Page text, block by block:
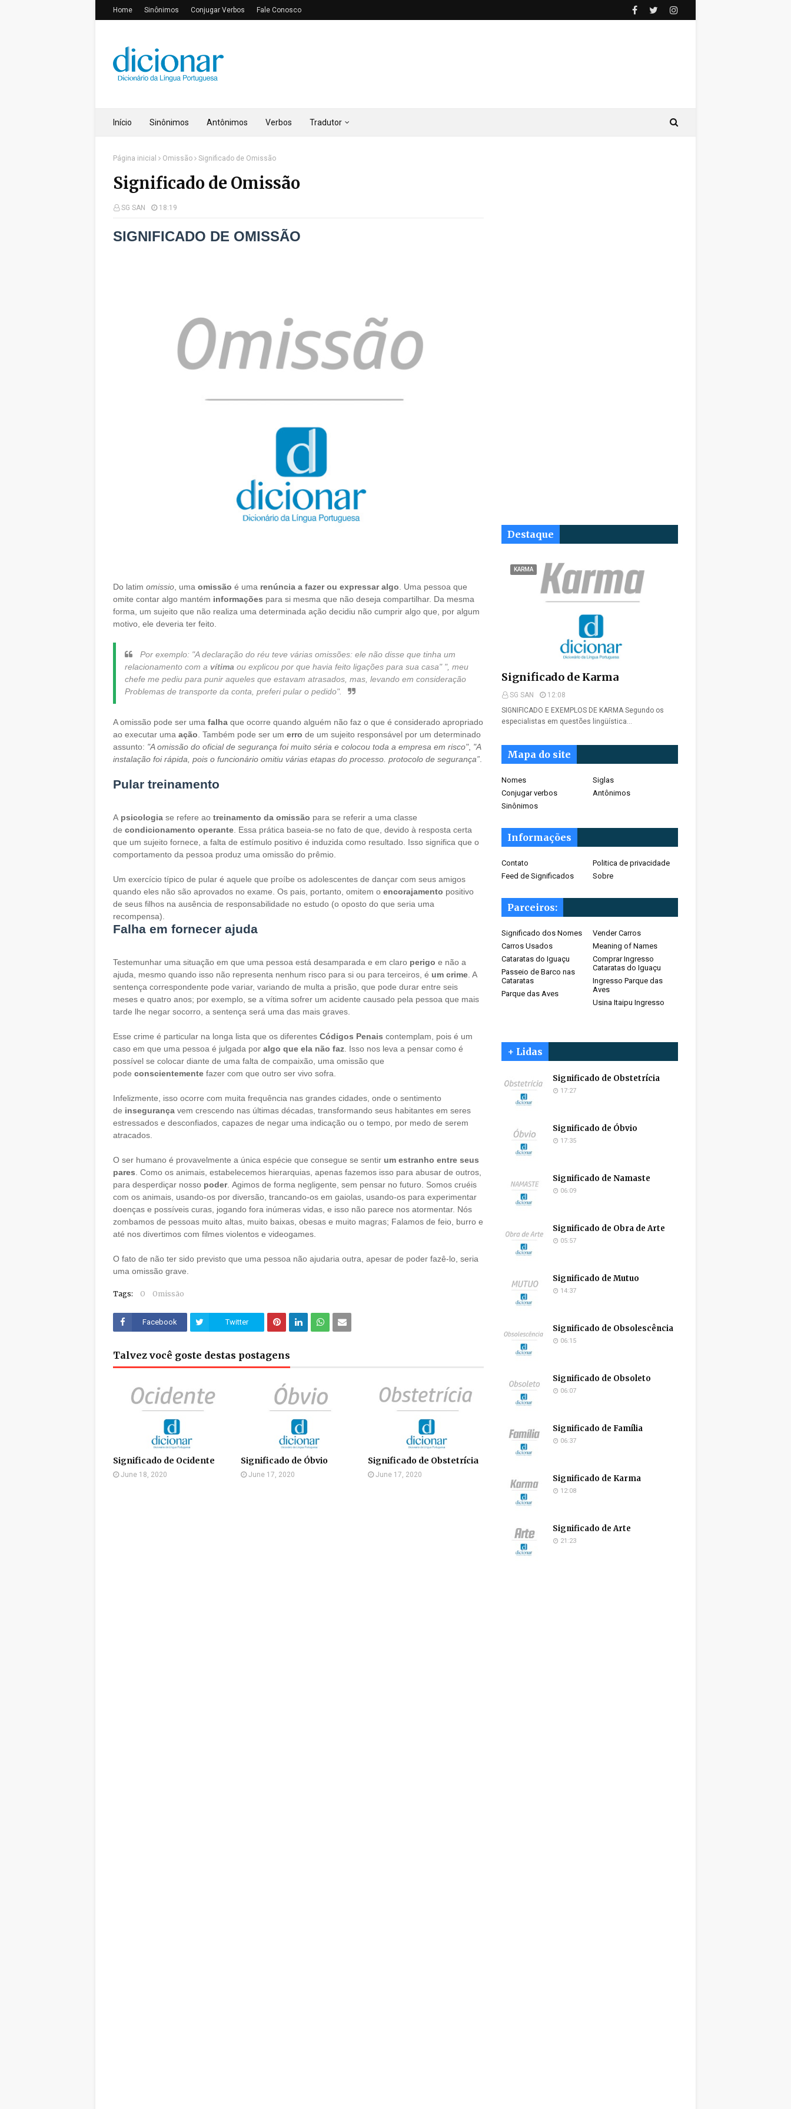
Home Sinônimos Conjugar Verbos Fale Conosco
Início Sinônimos Antônimos Verbos Tradutor
Página inicial Omissão Significado de Omissão
Significado de Omissão
SG SAN 18:19
SIGNIFICADO DE OMISSÃO
Do latim omissio , uma omissão é uma renúncia a fazer ou expressar algo . Uma pessoa que
omite contar algo mantém informações para si mesma que não deseja compartilhar. Da mesma
forma, um sujeito que não realiza uma determinada ação decidiu não cumprir algo que, por algum
motivo, ele deveria ter feito.
Por exemplo: "A declaração do réu teve várias omissões: ele não disse que tinha um
relacionamento com a vítima ou explicou por que havia feito ligações para sua casa" ", meu
chefe me pediu para punir aqueles que estavam atrasados, mas, levando em consideração
Problemas de transporte da conta, preferi pular o pedido".
A omissão pode ser uma falha que ocorre quando alguém não faz o que é considerado apropriado
ao executar uma ação . Também pode ser um erro de um sujeito responsável por um determinado
assunto: "A omissão do oficial de segurança foi muito séria e colocou toda a empresa em risco", "A
instalação foi rápida, pois o funcionário omitiu várias etapas do processo. protocolo de segurança”
Pular treinamento
A psicologia se refere ao treinamento da omissão para se referir a uma classe
de condicionamento operante . Essa prática baseia-se no fato de que, devido à resposta certa
que um sujeito fornece, a falta de estímulo positivo é induzida como resultado. Isso significa que o
comportamento da pessoa produz uma omissão do prêmio.
Um exercício típico de pular é aquele que proíbe os adolescentes de dançar com seus amigos
quando eles não são aprovados no exame. Os pais, portanto, omitem o encorajamento positivo
de seus filhos na ausência de responsabilidade no estudo (o oposto do que seria uma
recompensa).
Falha em fornecer ajuda
Testemunhar uma situação em que uma pessoa está desamparada e em claro perigo e não a
ajuda, mesmo quando isso não representa nenhum risco para si ou para terceiros, é um crime . A
sentença correspondente pode variar, variando de multa a prisão, que pode durar entre seis
meses e quatro anos; por exemplo, se a vítima sofrer um acidente causado pela pessoa que mais
tarde lhe negar socorro, a sentença será uma das mais graves.
Esse crime é particular na longa lista que os diferentes Códigos Penais contemplam, pois é um
caso em que uma pessoa é julgada por algo que ela não faz . Isso nos leva a pensar como é
possível se colocar diante de uma falta de compaixão, uma omissão que
pode conscientemente fazer com que outro ser vivo sofra.
Infelizmente, isso ocorre com muita frequência nas grandes cidades, onde o sentimento
de insegurança vem crescendo nas últimas décadas, transformando seus habitantes em seres
estressados e desconfiados, capazes de negar uma indicação ou o tempo, por medo de serem
atracados.
O ser humano é provavelmente a única espécie que consegue se sentir um estranho entre seus
pares . Como os animais, estabelecemos hierarquias, apenas fazemos isso para abusar de outros,
para desperdiçar nosso poder. Agimos de forma negligente, sem pensar no futuro. Somos cruéis
com os animais, usando-os por diversão, trancando-os em gaiolas, usando-os para experimentar
doenças e possíveis curas, jogando fora inúmeras vidas, e isso não parece nos atormentar. Nós
zombamos de pessoas muito altas, muito baixas, obesas e muito magras; Falamos de feio, burro e
até nos divertimos com filmes violentos e videogames.
O fato de não ter sido previsto que uma pessoa não ajudaria outra, apesar de poder fazê-lo, seria
uma omissão grave.
Tags: O Omissão
Facebook Twitter
Talvez você goste destas postagens
Significado de Ocidente
June 18, 2020
Significado de Óbvio
June 17, 2020
Significado de Obstetrícia
June 17, 2020
Destaque
KARMA
Significado de Karma
SG SAN
12:08
SIGNIFICADO E EXEMPLOS DE KARMA Segundo os
especialistas em questões lingüística…
Mapa do site
Nomes
Siglas
Conjugar verbos
Antônimos
Sinônimos
Informações
Contato
Politica de privacidade
Feed de Significados
Sobre
Parceiros:
Significado dos Nomes
Vender Carros
Carros Usados
Meaning of Names
Cataratas do Iguaçu
Comprar Ingresso
Cataratas do Iguaçu
Passeio de Barco nas
Cataratas
Ingresso Parque das
Aves
Parque das Aves
Usina Itaipu Ingresso
+ Lidas
Significado de Obstetrícia
17:27
Significado de Óbvio
17:35
Significado de Namaste
06:09
Significado de Obra de Arte
05:57
Significado de Mutuo
14:37
Significado de Obsolescência
06:15
Significado de Obsoleto
06:07
Significado de Família
06:37
Significado de Karma
12:08
Significado de Arte
21:23